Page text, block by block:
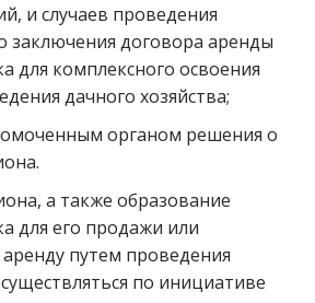
и случаев проведения
заключения договора аренды
для комплексного освоения
дачного хозяйства;
органом решения о
а также образование
для его продажи или
путем проведения
по инициативе